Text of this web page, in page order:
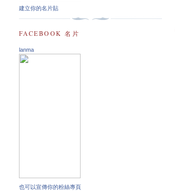
建立你的名片貼
FACEBOOK 名片
lanma
也可以宣傳你的粉絲專頁